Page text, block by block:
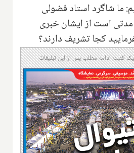
ما شاگرد استاد فضولی
است از ایشان خبری
کجا تشریف دارند؟
کنید؛ ادامه مطلب پس از این تبلیغات